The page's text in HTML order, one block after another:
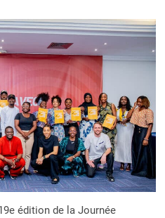
édition de la Journée